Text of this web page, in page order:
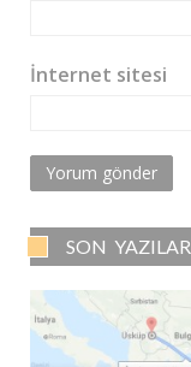
İnternet sitesi
SON YAZILAR